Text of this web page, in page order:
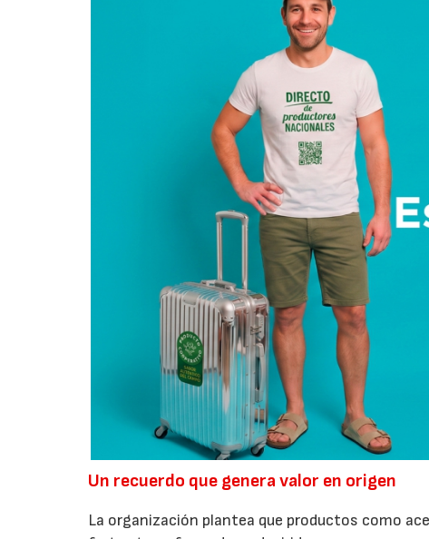
Un recuerdo que genera valor en origen
La organización plantea que productos como